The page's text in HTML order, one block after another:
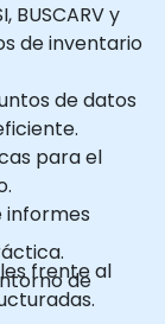
BUSCARV y
de inventario
de datos
para el
informes
frente al
de